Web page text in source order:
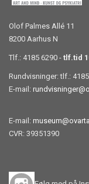
Olof Palmes Allé 11
8200 Aarhus N
Tlf.: 4185 6290 - tlf.tid
Rundvisninger: tlf.:
E-mail:
E-mail:
CVR: 39351390